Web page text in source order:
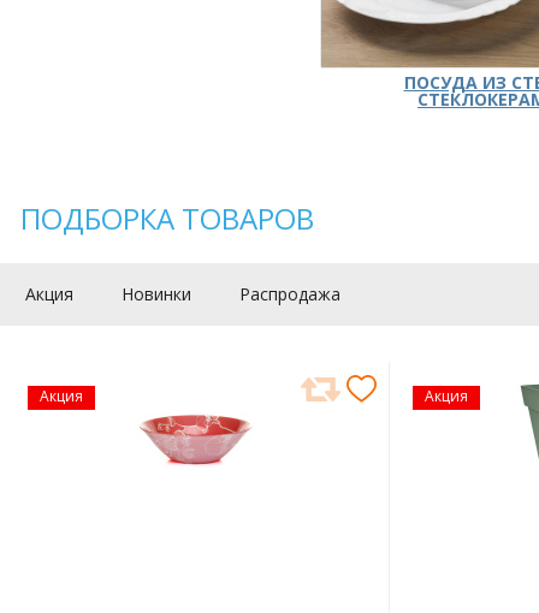
ПОСУДА ИЗ
ПОДБОРКА ТОВАРОВ
Акция Новинки Распродажа
Акция Акция